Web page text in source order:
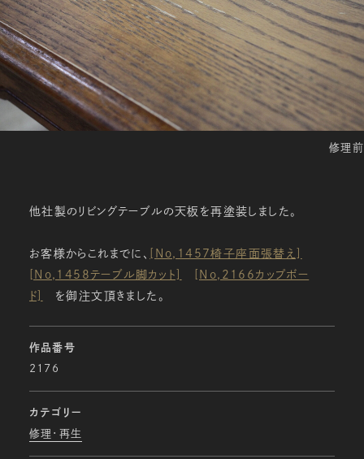
修理前
他社製のリビングテーブルの天板を再塗装しました。
お客様からこれまでに、 [No,1457椅子座面張替え]
[No,1458テーブル脚カット] [No,2166カップボー
ド] を御注文頂きました。
作品番号
2176
カテゴリー
修理・再生